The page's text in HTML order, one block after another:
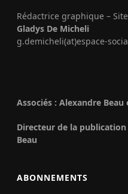
Rédactrice graphique –
Gladys De Micheli
g.demicheli(at)espace-
Associés : Alexandre Beau
Directeur de la
Beau
ABONNEMENTS